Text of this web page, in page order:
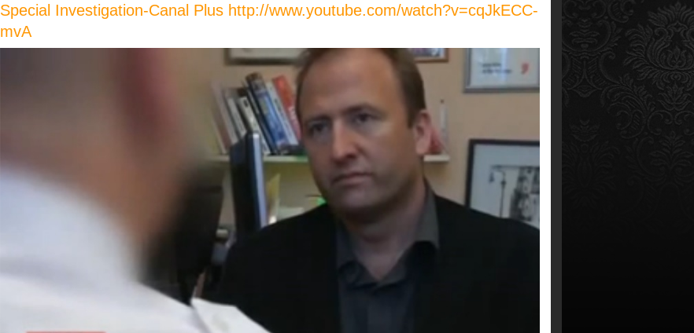
Special Investigation-Canal Plus http://www.youtube.com/watch?v=cqJkECC-
mvA